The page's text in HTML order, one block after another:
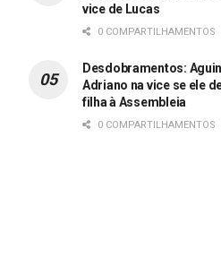
vice de Lucas
0 COMPARTILHAMENTOS
Desdobramentos:
Adriano na vice se ele
filha à Assembleia
0 COMPARTILHAMENTOS